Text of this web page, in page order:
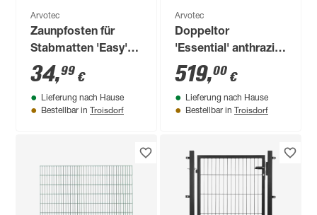
Arvotec
Zaunpfosten für
Stabmatten 'Easy'
anthrazit 6 x 4 x 128
cm
34,99 €
Lieferung nach Hause
Bestellbar in Troisdorf
Arvotec
Doppeltor
'Essential' anthrazit
300 x 160 cm, mit
Zaunanschluss
519,00 €
Lieferung nach Hause
Bestellbar in Troisdorf